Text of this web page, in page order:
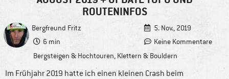
ROUTENINFOS
Bergfreund Fritz
5. Nov., 2019
6 min
Keine Kommentare
Bergsteigen & Hochtouren, Klettern & Bouldern
Im Frühjahr 2019 hatte ich einen kleinen Crash beim